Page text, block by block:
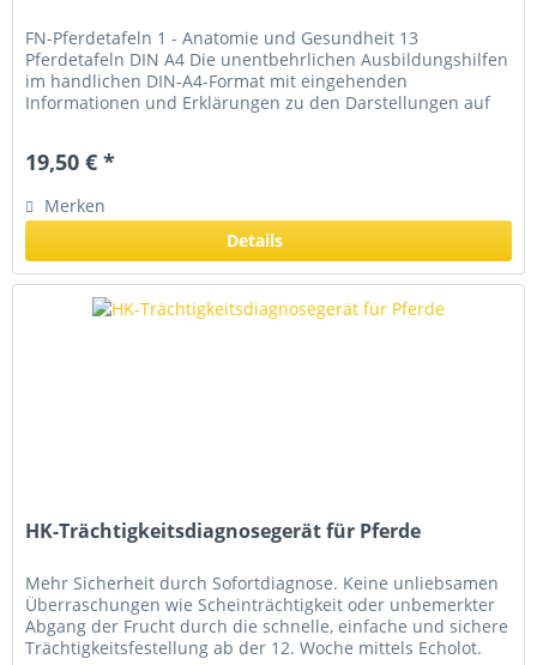
FN-Pferdetafeln 1 - Anatomie und Gesundheit 13
Pferdetafeln DIN A4 Die unentbehrlichen Ausbildungshilfen
im handlichen DIN-A4-Format mit eingehenden
Informationen und Erklärungen zu den Darstellungen auf
19,50 € *
Merken
Details
HK-Trächtigkeitsdiagnosegerät für Pferde
Mehr Sicherheit durch Sofortdiagnose. Keine unliebsamen
Überraschungen wie Scheinträchtigkeit oder unbemerkter
Abgang der Frucht durch die schnelle, einfache und sichere
Trächtigkeitsfestellung ab der 12. Woche mittels Echolot.